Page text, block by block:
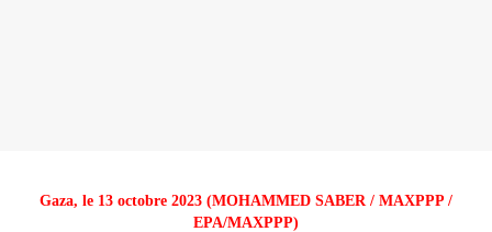
Gaza, le 13 octobre 2023 (MOHAMMED SABER / MAXPPP /
EPA/MAXPPP)